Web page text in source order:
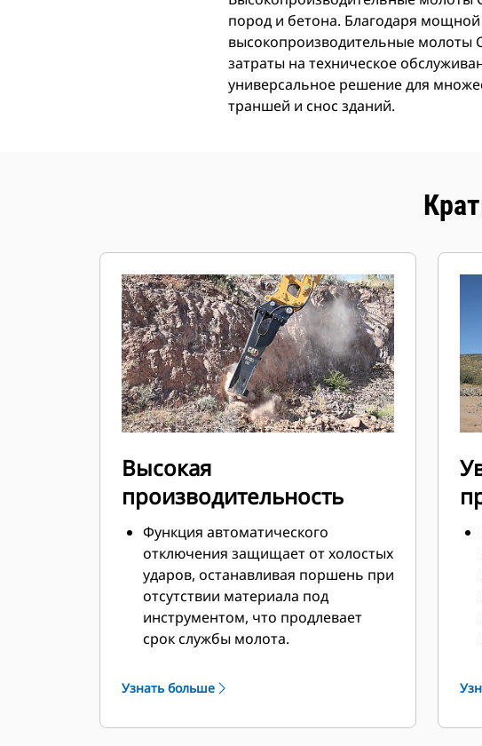
пород и бетона. Благодаря
высокопроизводительные молоты
затраты на техническое
универсальное решение для
траншей и снос зданий.
Высокая
производительность
Функция автоматического
отключения защищает от холостых
ударов, останавливая поршень при
отсутствии материала под
инструментом, что продлевает
срок службы молота.
снижает вибрацию, передаваемую
шумоподавление.
Узнать больше